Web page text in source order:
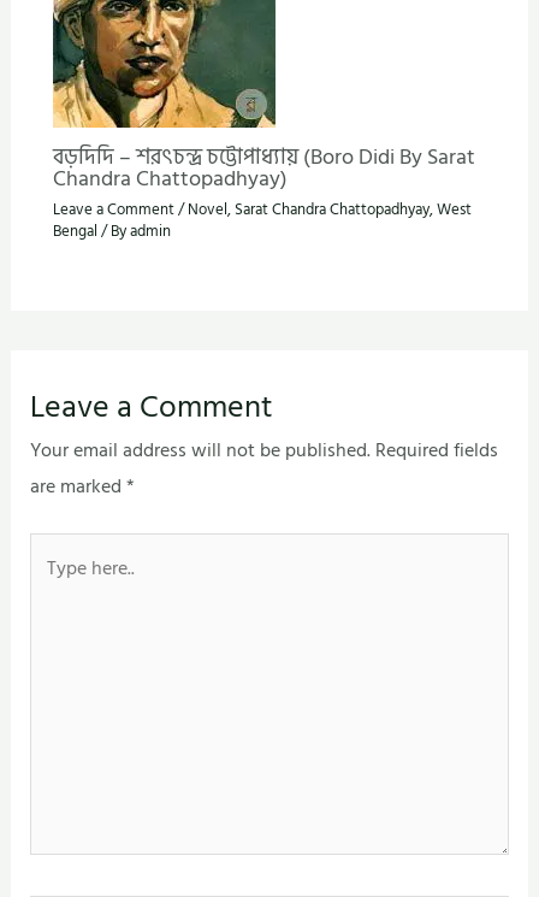
বড়দিদি – শরৎচন্দ্র চট্টোপাধ্যায় (Boro Didi By Sarat
Chandra Chattopadhyay)
Leave a Comment/Novel, Sarat Chandra Chattopadhyay,West
Bengal / Byadmin
Leave a Comment
Your email address will not be published.Required fields
are marked*
here..